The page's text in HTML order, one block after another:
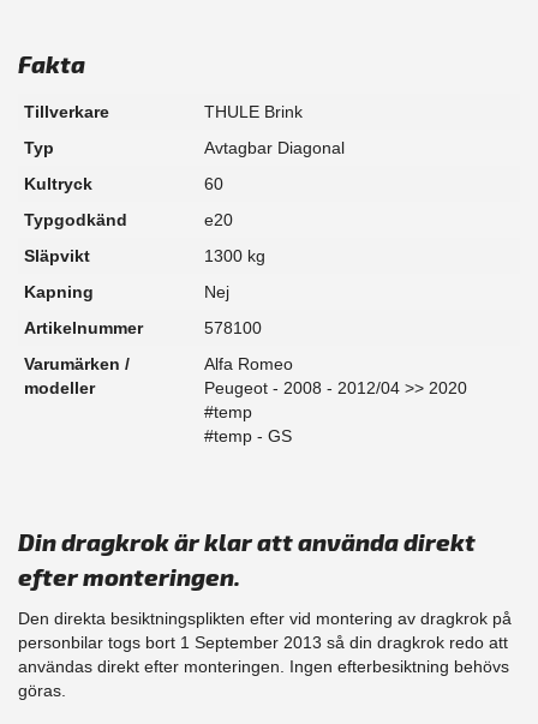
Fakta
Tillverkare
THULE Brink
Typ
Avtagbar Diagonal
Kultryck
60
Typgodkänd
e20
Släpvikt
1300 kg
Kapning
Nej
Artikelnummer
578100
Varumärken /
modeller
Alfa Romeo
Peugeot - 2008 - 2012/04 >> 2020
#temp
#temp - GS
Din dragkrok är klar att använda direkt
efter monteringen.
Den direkta besiktningsplikten efter vid montering av dragkrok på
personbilar togs bort 1 September 2013 så din dragkrok redo att
användas direkt efter monteringen. Ingen efterbesiktning behövs
göras.